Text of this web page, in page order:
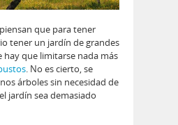
que para tener
tener un jardín de grandes
hay que limitarse nada más
. No es cierto, se
árboles sin necesidad de
jardín sea demasiado